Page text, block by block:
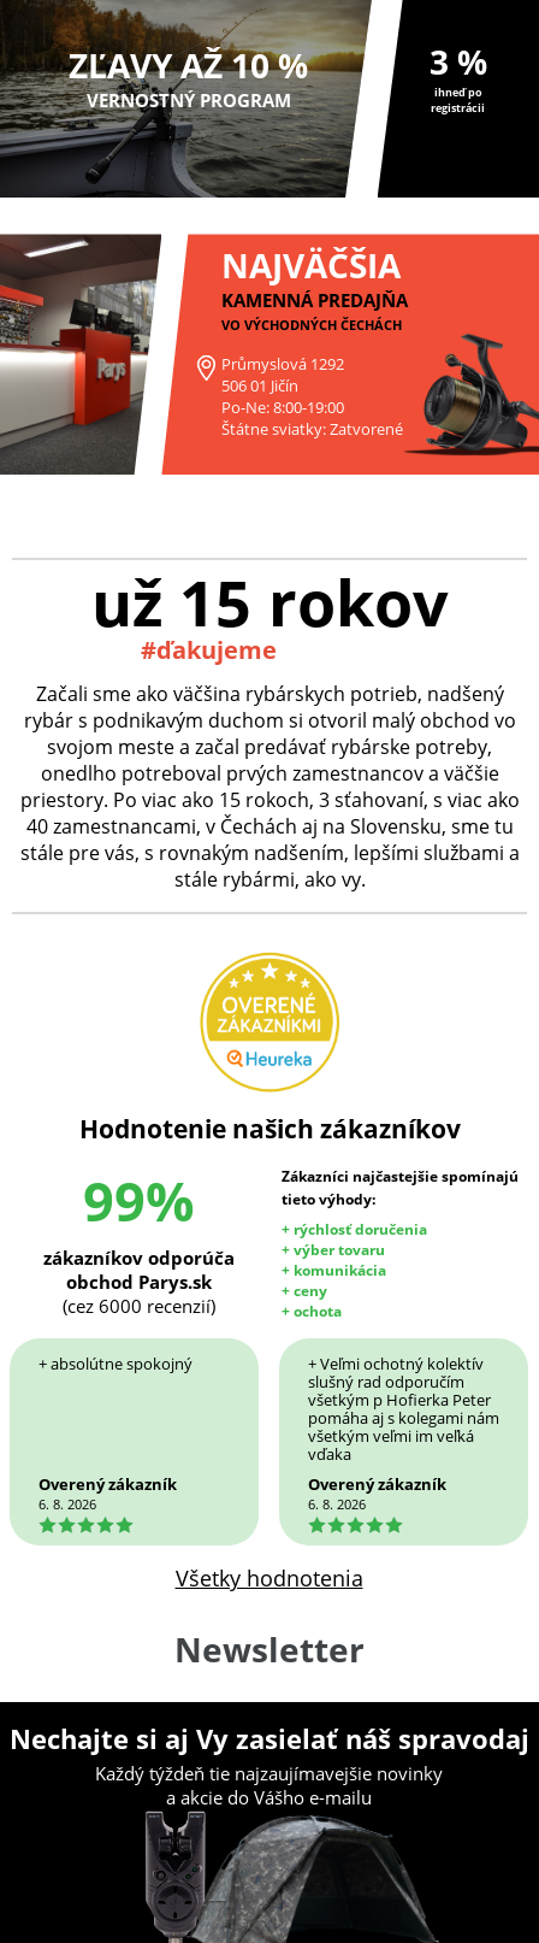
ZĽAVY AŽ 10 %
VERNOSTNÝ PROGRAM
3 %
ihneď po
registrácii
NAJVÄČŠIA
KAMENNÁ PREDAJŇA
VO VÝCHODNÝCH ČECHÁCH
Průmyslová 1292
506 01 Jičín
Po-Ne: 8:00-19:00
Štátne sviatky: Zatvorené
už 15 rokov
#ďakujeme
Začali sme ako väčšina rybárskych potrieb, nadšený
rybár s podnikavým duchom si otvoril malý obchod vo
svojom meste a začal predávať rybárske potreby,
onedlho potreboval prvých zamestnancov a väčšie
priestory. Po viac ako 15 rokoch, 3 sťahovaní, s viac ako
40 zamestnancami, v Čechách aj na Slovensku, sme tu
stále pre vás, s rovnakým nadšením, lepšími službami a
stále rybármi, ako vy.
Hodnotenie našich zákazníkov
99%
Zákazníci najčastejšie spomínajú
tieto výhody:
+ rýchlosť doručenia
+ výber tovaru
+ komunikácia
+ ceny
+ ochota
zákazníkov odporúča
obchod Parys.sk
(cez 6000 recenzií)
+ absolútne spokojný
Overený zákazník
6. 8. 2026
5
+ Veľmi ochotný kolektív
slušný rad odporučím
všetkým p Hofierka Peter
pomáha aj s kolegami nám
všetkým veľmi im veľká
vďaka
Overený zákazník
6. 8. 2026
5
Všetky hodnotenia
Newsletter
Nechajte si aj Vy zasielať náš spravodaj
Každý týždeň tie najzaujímavejšie novinky
a akcie do Vášho e-mailu